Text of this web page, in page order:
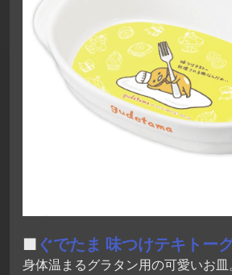
■ ぐでたま 味つけテキトー
身体温まるグラタン用の可愛いお皿